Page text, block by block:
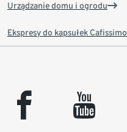
Urządzanie domu i ogrodu
Ekspresy do kapsułek Cafissimo
facebook youtube